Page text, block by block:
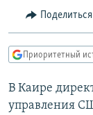
поискуСЕВЕР.РЕАЛИИ
Поделиться
Приоритетный
В Каире
управления